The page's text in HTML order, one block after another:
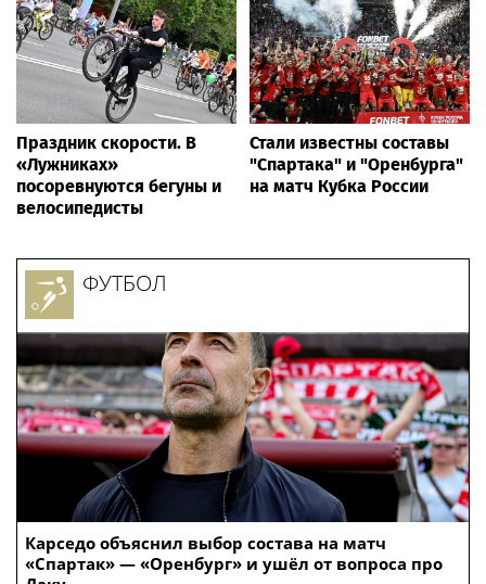
Праздник скорости. В
«Лужниках»
посоревнуются бегуны и
велосипедисты
Стали известны составы
"Спартака" и "Оренбурга"
на матч Кубка России
Карседо объяснил выбор состава на матч
«Спартак» — «Оренбург» и ушёл от вопроса про
ФУТБОЛ